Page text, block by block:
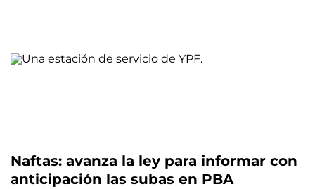
Naftas: avanza la ley para informar con
anticipación las subas en PBA